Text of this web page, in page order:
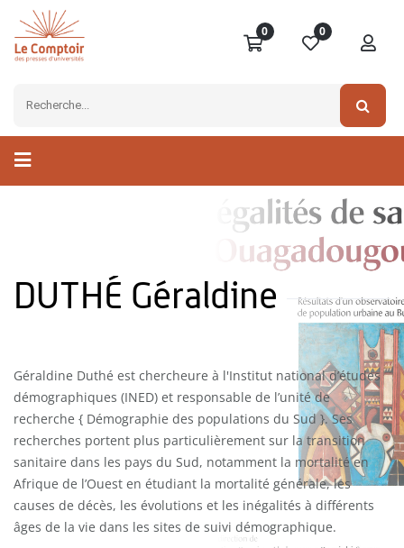
0 0
DUTHÉ Géraldine
Géraldine Duthé est chercheure à l'Institut national d’études
démographiques (INED) et responsable de l’unité de
recherche { Démographie des populations du Sud }. Ses
recherches portent plus particulièrement sur la transition
sanitaire dans les pays du Sud, notamment la mortalité en
Afrique de l’Ouest en étudiant la mortalité générale, les
causes de décès, les évolutions et les inégalités à différents
âges de la vie dans les sites de suivi démographique.